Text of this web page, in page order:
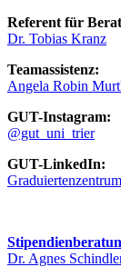
Referent für
Dr. Tobias Kranz
Teamassistenz:
Angela Robin
GUT-Instagram:
@gut_uni_trier
GUT-LinkedIn:
Dr. Agnes